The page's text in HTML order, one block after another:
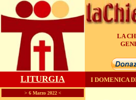
LA
LITURGIA
> 6 Marzo 2022 <
I DOMENICA